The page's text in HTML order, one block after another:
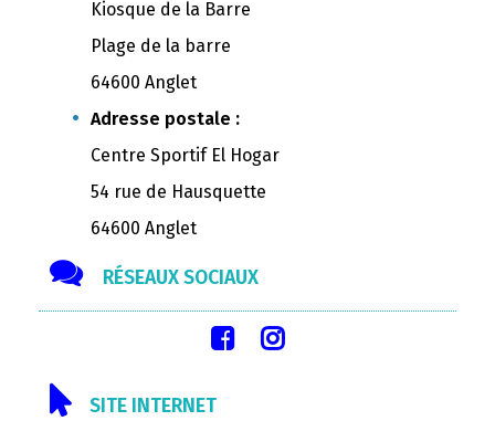
Kiosque de la Barre
Plage de la barre
64600 Anglet
Adresse postale :
Centre Sportif El Hogar
54 rue de Hausquette
64600 Anglet
RÉSEAUX SOCIAUX
SITE INTERNET